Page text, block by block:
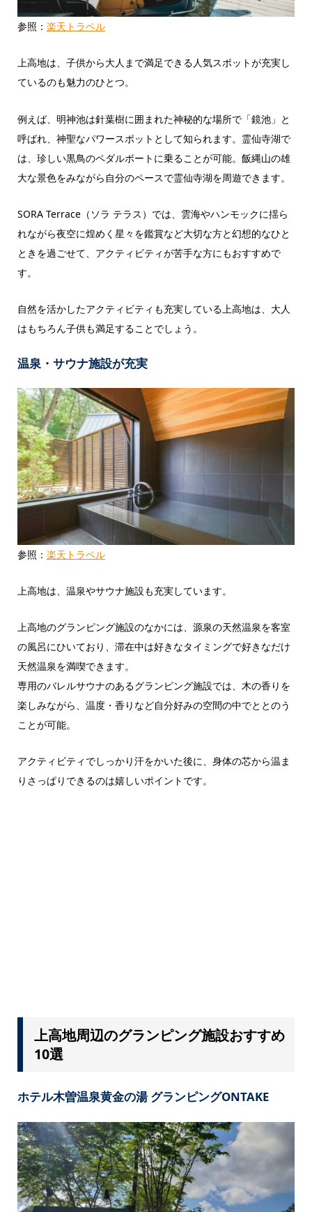
参照： 楽天トラベル
上高地は、子供から大人まで満足できる人気スポットが充実し
ているのも魅力のひとつ。
例えば、明神池は針葉樹に囲まれた神秘的な場所で「鏡池」と
呼ばれ、神聖なパワースポットとして知られます。霊仙寺湖で
は、珍しい黒鳥のペダルボートに乗ることが可能。飯縄山の雄
大な景色をみながら自分のペースで霊仙寺湖を周遊できます。
SORA Terrace（ソラ テラス）では、雲海やハンモックに揺ら
れながら夜空に煌めく星々を鑑賞など大切な方と幻想的なひと
ときを過ごせて、アクティビティが苦手な方にもおすすめで
す。
自然を活かしたアクティビティも充実している上高地は、大人
はもちろん子供も満足することでしょう。
温泉・サウナ施設が充実
参照： 楽天トラベル
上高地は、温泉やサウナ施設も充実しています。
上高地のグランピング施設のなかには、源泉の天然温泉を客室
の風呂にひいており、滞在中は好きなタイミングで好きなだけ
天然温泉を満喫できます。
専用のバレルサウナのあるグランピング施設では、木の香りを
楽しみながら、温度・香りなど自分好みの空間の中でととのう
ことが可能。
アクティビティでしっかり汗をかいた後に、身体の芯から温ま
りさっぱりできるのは嬉しいポイントです。
上高地周辺のグランピング施設おすすめ
10選
ホテル木曽温泉黄金の湯 グランピングONTAKE